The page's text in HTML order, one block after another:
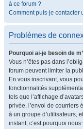
à ce forum ?
Comment puis-je contacter
Problèmes de
Pourquoi ai-je besoin de
Vous n’êtes pas dans
forum peuvent limiter la
En vous inscrivant, vous
fonctionnalités
tels que l’affichage
privée, l’envoi de courriers
à un groupe d’utilisateurs,
instant, c’est pourquoi